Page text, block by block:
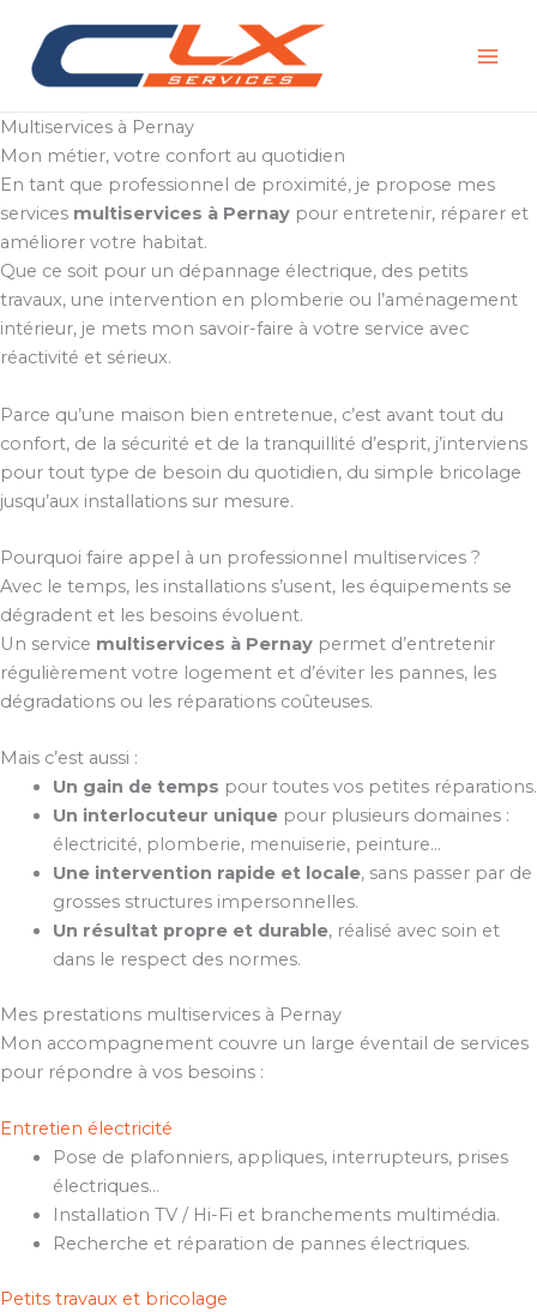
contenu
Multiservices à Pernay
Mon métier, votre confort au quotidien
En tant que professionnel de proximité, je propose mes
services multiservices à Pernay pour entretenir, réparer et
améliorer votre habitat.
Que ce soit pour un dépannage électrique, des petits
travaux, une intervention en plomberie ou l’aménagement
intérieur, je mets mon savoir-faire à votre service avec
réactivité et sérieux.
Parce qu’une maison bien entretenue, c’est avant tout du
confort, de la sécurité et de la tranquillité d’esprit, j’interviens
pour tout type de besoin du quotidien, du simple bricolage
jusqu’aux installations sur mesure.
Pourquoi faire appel à un professionnel multiservices ?
Avec le temps, les installations s’usent, les équipements se
dégradent et les besoins évoluent.
Un service multiservices à Pernay permet d’entretenir
régulièrement votre logement et d’éviter les pannes, les
dégradations ou les réparations coûteuses.
Mais c’est aussi :
Un gain de temps pour toutes vos petites réparations.
Un interlocuteur uniquepour plusieurs domaines :
électricité, plomberie, menuiserie, peinture…
Une intervention rapide et locale, sans passer par de
grosses structures impersonnelles.
Un résultat propre et durable, réalisé avec soin et
dans le respect des normes.
Mes prestations multiservices à Pernay
Mon accompagnement couvre un large éventail de services
pour répondre à vos besoins :
Entretien électricité
Pose de plafonniers, appliques, interrupteurs, prises
électriques…
Installation TV / Hi-Fi et branchements multimédia.
Recherche et réparation de pannes électriques.
Petits travaux et bricolage